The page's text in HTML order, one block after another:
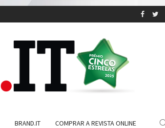
BRAND.IT COMPRAR A REVISTA ONLINE